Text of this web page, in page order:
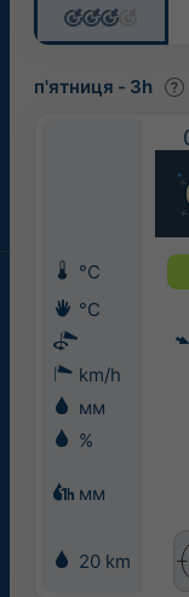
п'ятниця - 3h
°C
°C
km/h
мм
%
мм
20 km